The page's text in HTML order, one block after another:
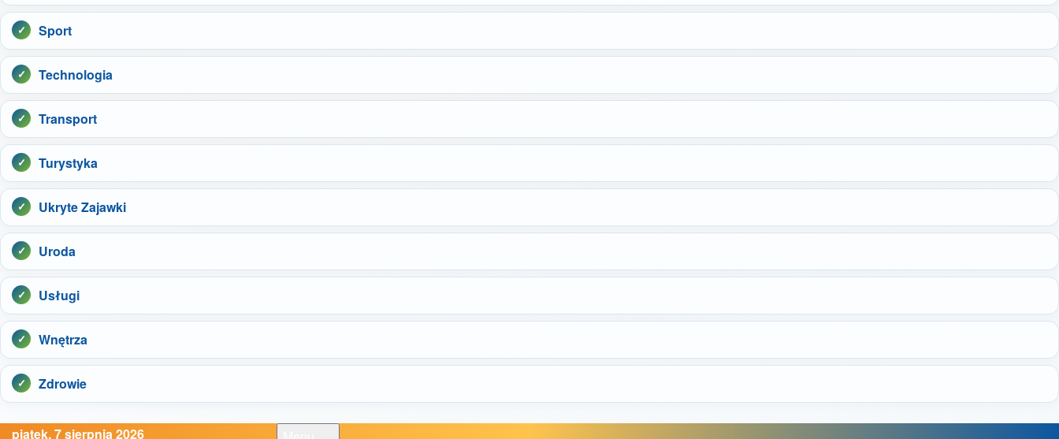
Sport
Technologia
Transport
Turystyka
Ukryte Zajawki
Uroda
Usługi
Wnętrza
Zdrowie
piątek, 7 sierpnia 2026